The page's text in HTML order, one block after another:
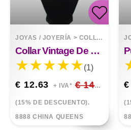
JOYAS / JOYERÍA > COLLARES
Collar Vintage De Lujo Con Borla De Diamantes
(1)
€ 12.63 + IVA* € 14.86
(15% DE DESCUENTO).
8888 CHINA QUEENS